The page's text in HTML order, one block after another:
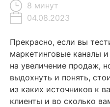
8 минут
04.08.2023
Содержание
Что такое Customer
Зачем считать стоимость
Как рассчитать CAC?
Прекрасно, если вы
маркетинговые каналы
на увеличение продаж,
выдохнуть и понять,
из каких источников к
клиенты и во сколько